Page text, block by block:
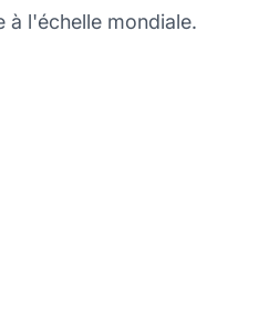
à l'échelle mondiale.